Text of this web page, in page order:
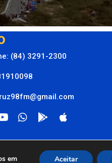
(84) 3291-2300
em
Aceitar